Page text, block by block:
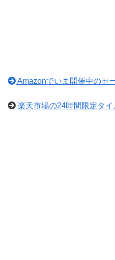
Amazonでいま開催中のセ
楽天市場の24時間限定タイ